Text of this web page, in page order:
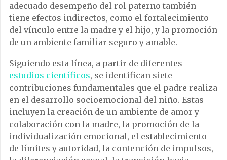
adecuado desempeño del rol paterno también
tiene efectos indirectos, como el fortalecimiento
del vínculo entre la madre y el hijo, y la promoción
de un ambiente familiar seguro y amable.
Siguiendo esta línea, a partir de diferentes
estudios científicos, se identifican siete
contribuciones fundamentales que el padre realiza
en el desarrollo socioemocional del niño. Estas
incluyen la creación de un ambiente de amor y
colaboración con la madre, la promoción de la
individualización emocional, el establecimiento
de límites y autoridad, la contención de impulsos,